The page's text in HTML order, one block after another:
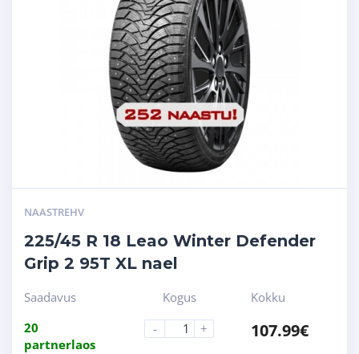
NAASTREHV
225/45 R 18 Leao Winter Defender
Grip 2 95T XL nael
Saadavus
20
partnerlaos
Kogus
-
+
Kokku
107.99€